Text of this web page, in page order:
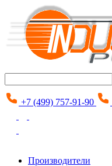
+7 (499) 757-91-90
Производители